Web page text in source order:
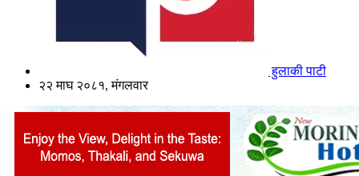
हुलाकी पाटी
२२ माघ २०८१, मंगलवार